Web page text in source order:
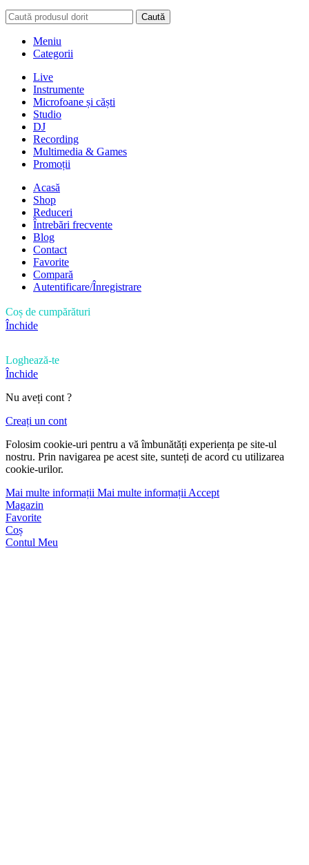
Caută
Meniu
Categorii
Live
Instrumente
Microfoane și căști
Studio
DJ
Recording
Multimedia & Games
Promoții
Acasă
Shop
Reduceri
Întrebări frecvente
Blog
Contact
Favorite
Compară
Autentificare/Înregistrare
Coș de cumpărături
Închide
Loghează-te
Închide
Nu aveți cont ?
Creați un cont
Folosim cookie-uri pentru a vă îmbunătăți experiența pe site-ul
nostru. Prin navigarea pe acest site, sunteți de acord cu utilizarea
cookie-urilor.
Mai multe informații Mai multe informațiiAccept
Magazin
Favorite
Coș
Contul Meu